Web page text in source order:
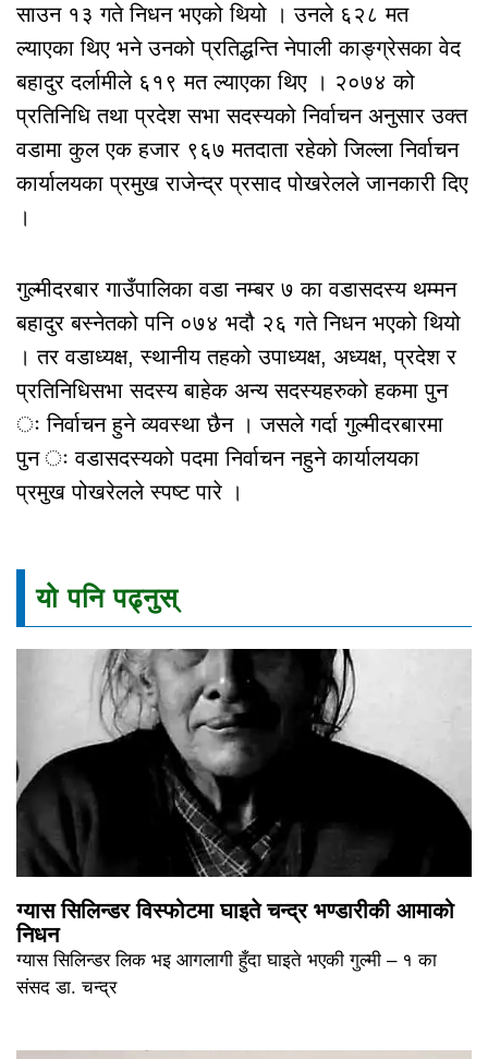
साउन १३ गते निधन भएको थियो । उनले ६२८ मत
ल्याएका थिए भने उनको प्रतिद्धन्ति नेपाली काङ्ग्रेसका वेद
बहादुर दर्लामीले ६१९ मत ल्याएका थिए । २०७४ को
प्रतिनिधि तथा प्रदेश सभा सदस्यको निर्वाचन अनुसार उक्त
वडामा कुल एक हजार ९६७ मतदाता रहेको जिल्ला निर्वाचन
कार्यालयका प्रमुख राजेन्द्र प्रसाद पोखरेलले जानकारी दिए
।
गुल्मीदरबार गाउँपालिका वडा नम्बर ७ का वडासदस्य थम्मन
बहादुर बस्नेतको पनि ०७४ भदौ २६ गते निधन भएको थियो
। तर वडाध्यक्ष, स्थानीय तहको उपाध्यक्ष, अध्यक्ष, प्रदेश र
प्रतिनिधिसभा सदस्य बाहेक अन्य सदस्यहरुको हकमा पुन
ः निर्वाचन हुने व्यवस्था छैन । जसले गर्दा गुल्मीदरबारमा
पुन ः वडासदस्यको पदमा निर्वाचन नहुने कार्यालयका
प्रमुख पोखरेलले स्पष्ट पारे ।
यो पनि पढ्नुस्
ग्यास सिलिन्डर विस्फोटमा घाइते चन्द्र भण्डारीकी आमाको
निधन
ग्यास सिलिन्डर लिक भइ आगलागी हुँदा घाइते भएकी गुल्मी – १ का
संसद डा. चन्द्र